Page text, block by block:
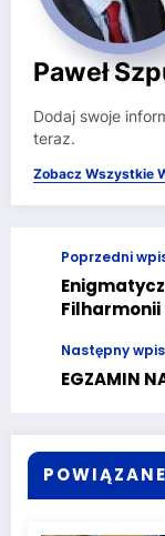
Paweł
Dodaj swoje
teraz.
Zobacz Wszystkie
Poprzedni
Następny wpis
EGZAMIN